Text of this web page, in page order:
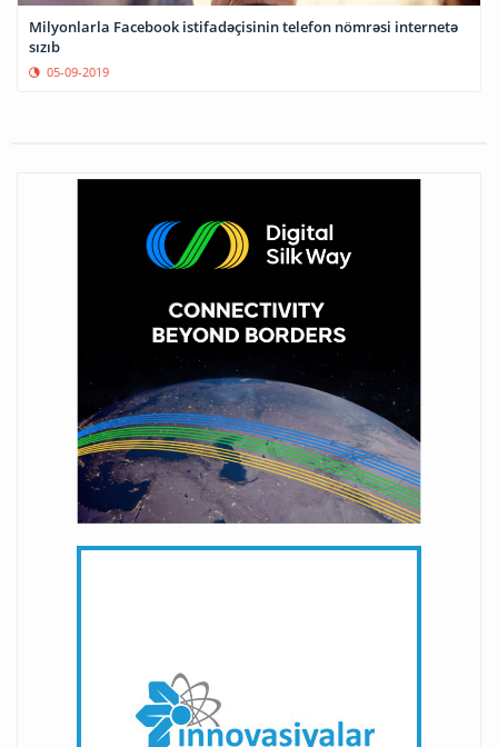
Milyonlarla Facebook istifadəçisinin telefon nömrəsi internetə
sızıb
05-09-2019